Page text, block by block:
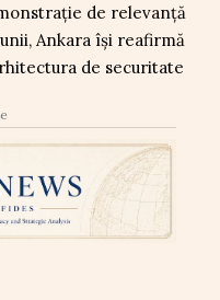
de relevanță
Ankara își reafirmă
de securitate